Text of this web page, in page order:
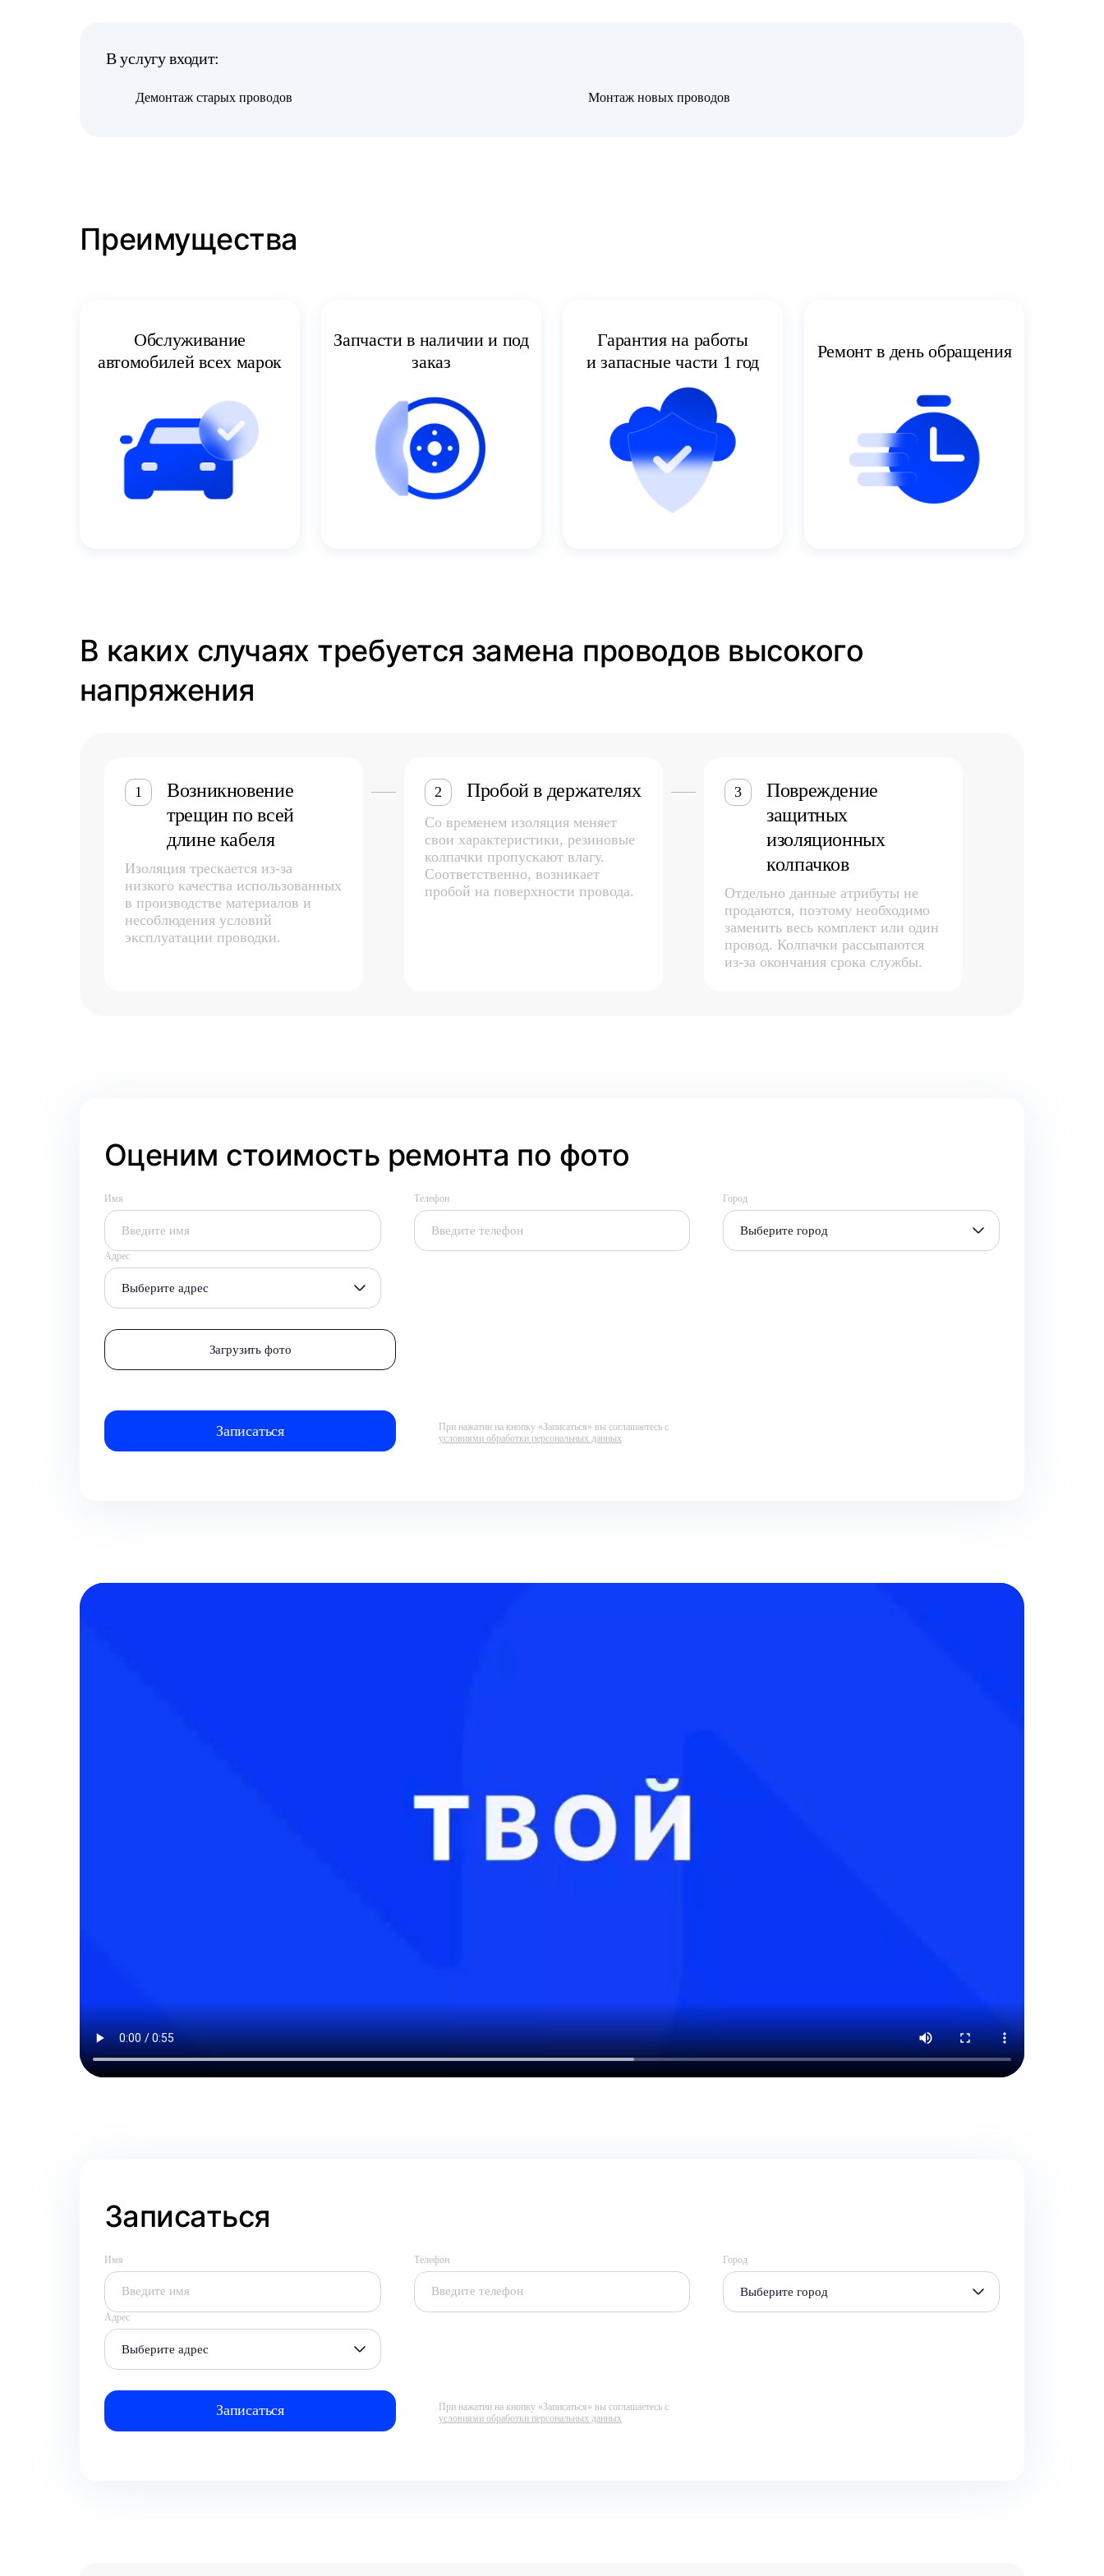
В услугу входит:
Демонтаж старых проводов Монтаж новых проводов
Преимущества
Обслуживание
автомобилей всех марок
Запчасти в наличии и под
заказ
Гарантия на работы
и запасные части 1 год
Ремонт в день обращения
В каких случаях требуется замена проводов высокого
напряжения
1
Возникновение
трещин по всей
длине кабеля
Изоляция трескается из-за
низкого качества использованных
в производстве материалов и
несоблюдения условий
эксплуатации проводки.
2 Пробой в держателях
Со временем изоляция меняет
свои характеристики, резиновые
колпачки пропускают влагу.
Соответственно, возникает
пробой на поверхности провода.
3
Повреждение
защитных
изоляционных
колпачков
Отдельно данные атрибуты не
продаются, поэтому необходимо
заменить весь комплект или один
провод. Колпачки рассыпаются
из-за окончания срока службы.
Оценим стоимость ремонта по фото
Имя Телефон Город
Выберите город
Адрес
Выберите адрес
Загрузить фото
При нажатии на кнопку «Записаться» вы соглашаетесь с
условиями обработки персональных данных
Записаться
Имя Телефон Город
Выберите город
Адрес
Выберите адрес
При нажатии на кнопку «Записаться» вы соглашаетесь с
условиями обработки персональных данных